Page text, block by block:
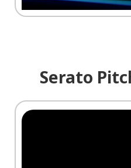
Serato